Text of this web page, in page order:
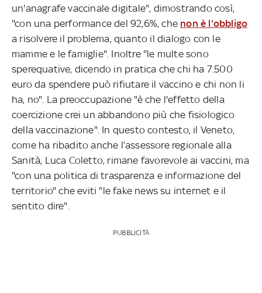
un'anagrafe vaccinale digitale", dimostrando così,
"con una performance del 92,6%, che non è l'obbligo
a risolvere il problema, quanto il dialogo con le
mamme e le famiglie". Inoltre "le multe sono
sperequative, dicendo in pratica che chi ha 7.500
euro da spendere può rifiutare il vaccino e chi non li
ha, no". La preoccupazione "è che l'effetto della
coercizione crei un abbandono più che fisiologico
della vaccinazione". In questo contesto, il Veneto,
come ha ribadito anche l’assessore regionale alla
Sanità, Luca Coletto, rimane favorevole ai vaccini, ma
"con una politica di trasparenza e informazione del
territorio" che eviti "le fake news su internet e il
sentito dire".
PUBBLICITÀ